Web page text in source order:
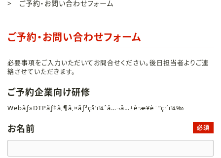
ご予約・お問い合わせフォーム
ご予約・お問い合わせフォーム
必要事項をご入力いただいてお問合せください。後日担当者よりご連
絡させていただきます。
ご予約企業向け研修
Webãƒ»DTPãƒ‡ã‚¶ã‚¤ãƒ³ç§‘ï¼ˆå…¬å…±è·æ¥­è¨“ç·´ï¼‰
お名前 必須